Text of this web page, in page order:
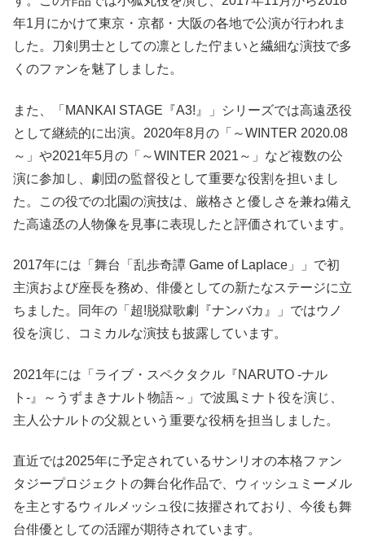
年1月にかけて東京・京都・大阪の各地で公演が行われま
した。刀剣男士としての凛とした佇まいと繊細な演技で多
くのファンを魅了しました。
また、「MANKAI STAGE『A3!』」シリーズでは高遠丞役
として継続的に出演。2020年8月の「～WINTER 2020.08
～」や2021年5月の「～WINTER 2021～」など複数の公
演に参加し、劇団の監督役として重要な役割を担いまし
た。この役での北園の演技は、厳格さと優しさを兼ね備え
た高遠丞の人物像を見事に表現したと評価されています。
2017年には「舞台「乱歩奇譚 Game of Laplace」」で初
主演および座長を務め、俳優としての新たなステージに立
ちました。同年の「超!脱獄歌劇『ナンバカ』」ではウノ
役を演じ、コミカルな演技も披露しています。
2021年には「ライブ・スペクタクル『NARUTO -ナル
ト-』～うずまきナルト物語～」で波風ミナト役を演じ、
主人公ナルトの父親という重要な役柄を担当しました。
直近では2025年に予定されているサンリオの本格ファン
タジープロジェクトの舞台化作品で、ウィッシュミーメル
を主とするウィルメッシュ役に抜擢されており、今後も舞
台俳優としての活躍が期待されています。